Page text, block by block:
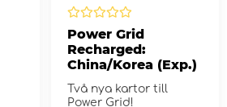
Power Grid
Recharged:
China/Korea (Exp.)
Två nya kartor till
Power Grid!